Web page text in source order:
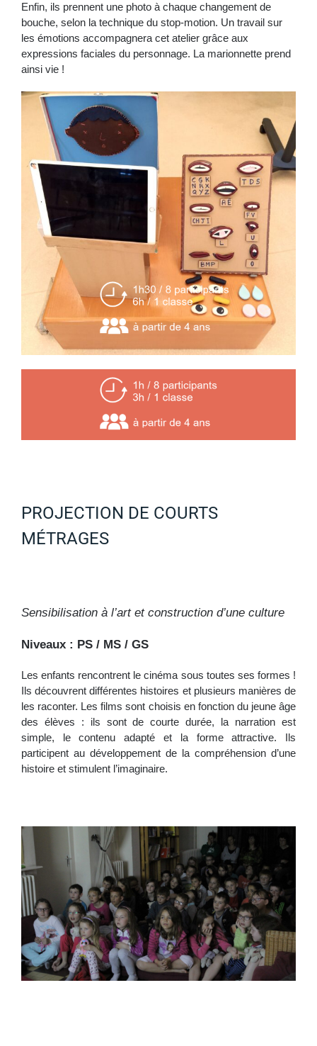
Enfin, ils prennent une photo à chaque changement de
bouche, selon la technique du stop-motion. Un travail sur
les émotions accompagnera cet atelier grâce aux
expressions faciales du personnage. La marionnette prend
ainsi vie !
PROJECTION DE COURTS
MÉTRAGES
Sensibilisation à l’art et construction d’une culture
Niveaux : PS / MS / GS
Les enfants rencontrent le cinéma sous toutes ses formes !
Ils découvrent différentes histoires et plusieurs manières de
les raconter. Les films sont choisis en fonction du jeune âge
des élèves : ils sont de courte durée, la narration est
simple, le contenu adapté et la forme attractive. Ils
participent au développement de la compréhension d’une
histoire et stimulent l’imaginaire.